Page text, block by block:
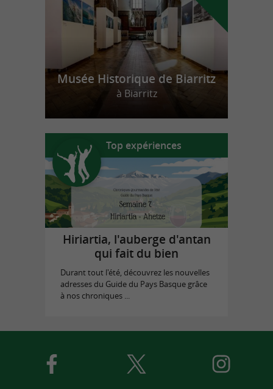
Musée Historique de Biarritz
à Biarritz
Top expériences
Hiriartia, l'auberge d'antan
qui fait du bien
Durant tout l'été, découvrez les nouvelles
adresses du Guide du Pays Basque grâce
à nos chroniques ...